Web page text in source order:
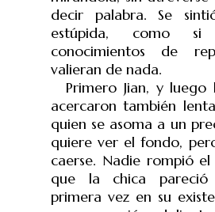
decir palabra. Se
estúpida, como
conocimientos de
valieran de nada.
Primero Jian, y luego
acercaron también
quien se asoma a un
quiere ver el fondo,
caerse. Nadie rompió el
que la chica
primera vez en su